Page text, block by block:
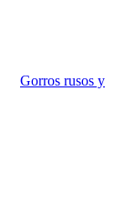
Gorros rusos y